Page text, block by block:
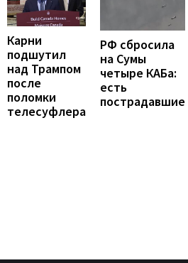
Карни
подшутил
над Трампом
после
поломки
телесуфлера
РФ сбросила
на Сумы
четыре КАБа:
есть
пострадавшие